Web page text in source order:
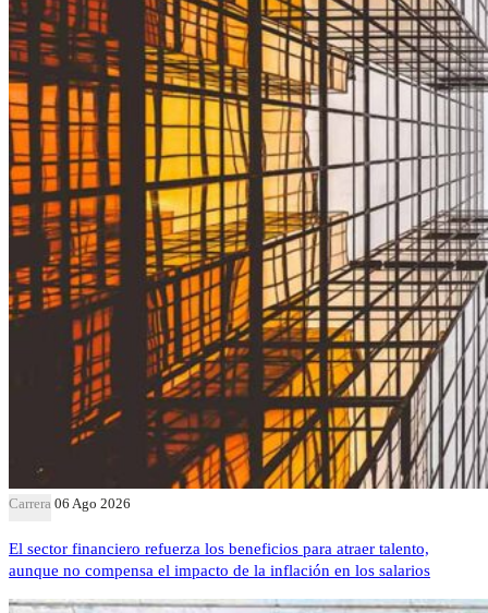
Carrera 06 Ago 2026
El sector financiero refuerza los beneficios para atraer talento,
aunque no compensa el impacto de la inflación en los salarios